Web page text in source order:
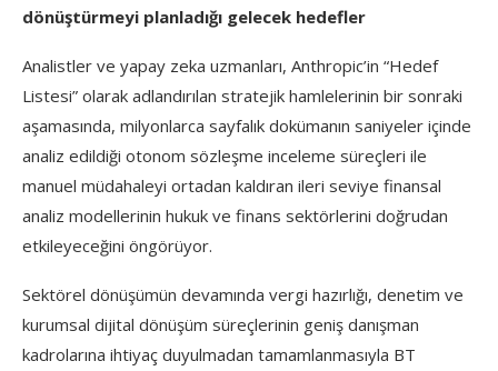
dönüştürmeyi planladığı gelecek hedefler
Analistler ve yapay zeka uzmanları, Anthropic’in “Hedef
Listesi” olarak adlandırılan stratejik hamlelerinin bir sonraki
aşamasında, milyonlarca sayfalık dokümanın saniyeler içinde
analiz edildiği otonom sözleşme inceleme süreçleri ile
manuel müdahaleyi ortadan kaldıran ileri seviye finansal
analiz modellerinin hukuk ve finans sektörlerini doğrudan
etkileyeceğini öngörüyor.
Sektörel dönüşümün devamında vergi hazırlığı, denetim ve
kurumsal dijital dönüşüm süreçlerinin geniş danışman
kadrolarına ihtiyaç duyulmadan tamamlanmasıyla BT